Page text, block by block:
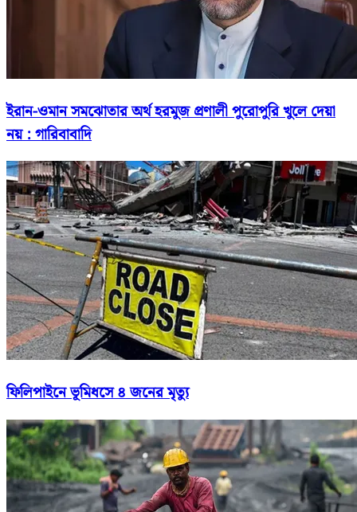
ইরান-ওমান সমঝোতার অর্থ হরমুজ প্রণালী পুরোপুরি খুলে দেয়া
নয় : গারিবাবাদি
ফিলিপাইনে ভূমিধসে ৪ জনের মৃত্যু